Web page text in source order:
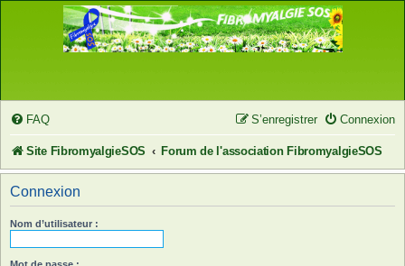
FAQ Connexion
S’enregistrer
Site FibromyalgieSOS Forum de l'association FibromyalgieSOS
Connexion
Nom d’utilisateur :